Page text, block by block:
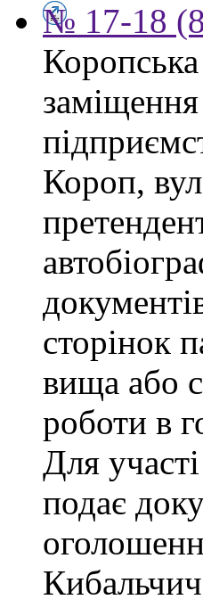
№ 17-18
Короп,
сторінок
вища або
роботи в
Для
подає